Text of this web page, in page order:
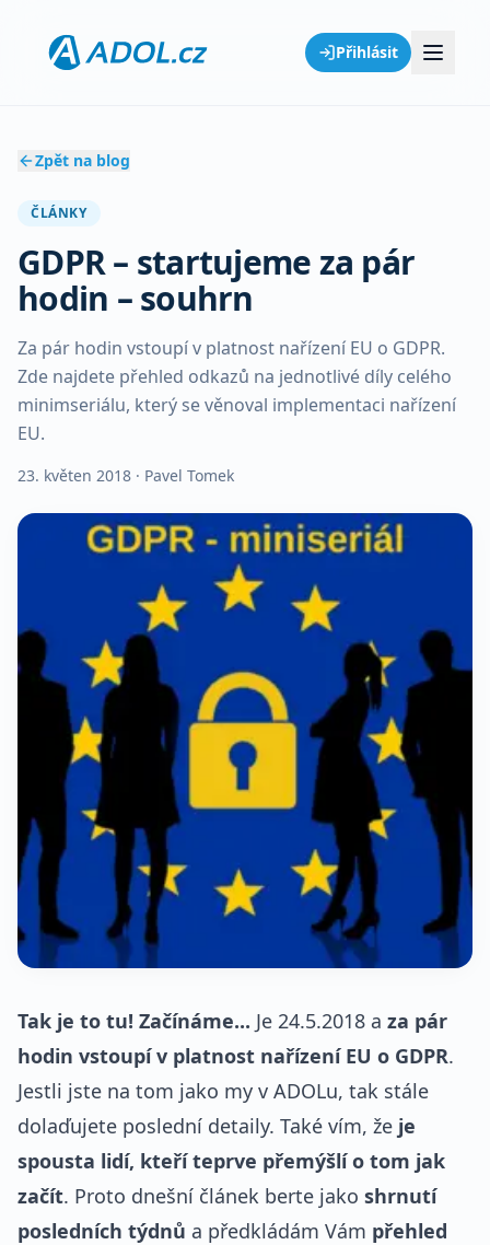
Přihlásit
Zpět na blog
ČLÁNKY
GDPR – startujeme za pár
hodin – souhrn
Za pár hodin vstoupí v platnost nařízení EU o GDPR.
Zde najdete přehled odkazů na jednotlivé díly celého
minimseriálu, který se věnoval implementaci nařízení
EU.
23. květen 2018 · Pavel Tomek
Tak je to tu! Začínáme... Je 24.5.2018 a za pár
hodin vstoupí v platnost nařízení EU o GDPR.
Jestli jste na tom jako my v ADOLu, tak stále
dolaďujete poslední detaily. Také vím, že je
spousta lidí, kteří teprve přemýšlí o tom jak
začít. Proto dnešní článek berte jako shrnutí
posledních týdnů a předkládám Vám přehled